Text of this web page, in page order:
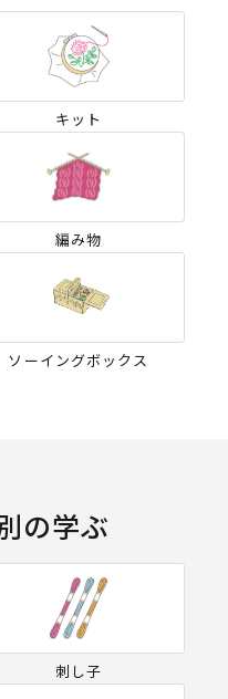
キット
編み物
ソーイングボックス
の学ぶ
刺し子